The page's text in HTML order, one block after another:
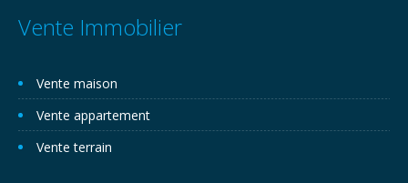
Vente Immobilier
Vente maison
Vente appartement
Vente terrain